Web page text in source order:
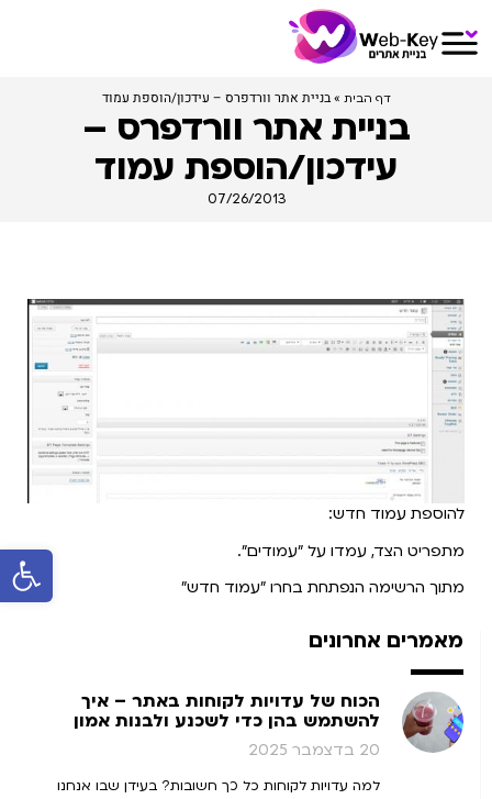
פתח
דף הבית »בניית אתר וורדפרס – עידכון/הוספת עמוד
בניית אתר וורדפרס –
עידכון/הוספת עמוד
07/26/2013
להוספת עמוד חדש:
מתפריט הצד, עמדו על "עמודים".
מתוך הרשימה הנפתחת בחרו "עמוד חדש"
מאמרים אחרונים
הכוח של עדויות לקוחות באתר – איך
להשתמש בהן כדי לשכנע ולבנות אמון
20 בדצמבר 2025
למה עדויות לקוחות כל כך חשובות? בעידן שבו אנחנו